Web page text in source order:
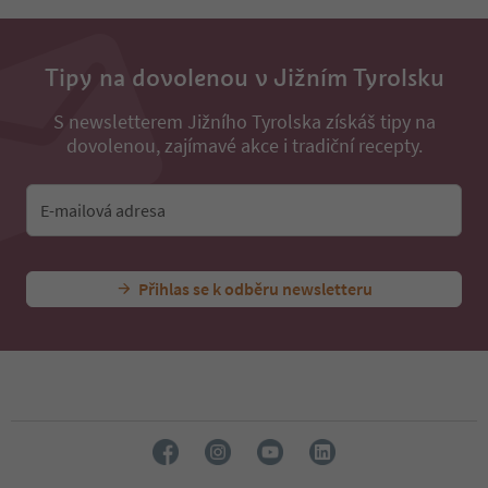
Tipy na dovolenou v Jižním Tyrolsku
S newsletterem Jižního Tyrolska získáš tipy na
dovolenou, zajímavé akce i tradiční recepty.
E-mailová adresa
Přihlas se k odběru newsletteru